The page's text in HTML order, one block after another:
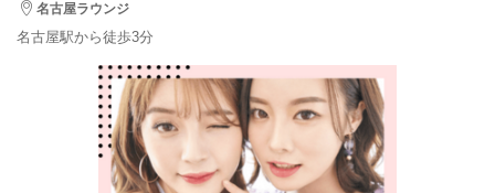
名古屋ラウンジ
名古屋駅から徒歩3分